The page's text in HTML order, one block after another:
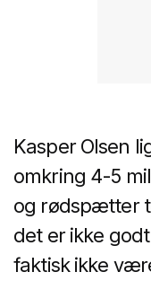
Kasper Olsen
omkring 4-5
og rødspætter
det er ikke
faktisk ikke